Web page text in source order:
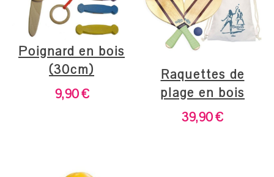
Poignard en bois
(30cm)
9,90€
Raquettes de
plage en bois
39,90€